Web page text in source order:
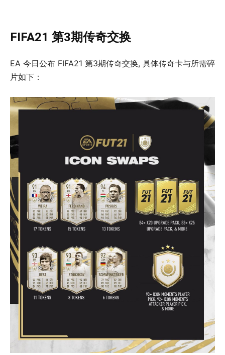
FIFA21 第3期传奇交换
EA 今日公布 FIFA21 第3期传奇交换, 具体传奇卡与所需碎
片如下：